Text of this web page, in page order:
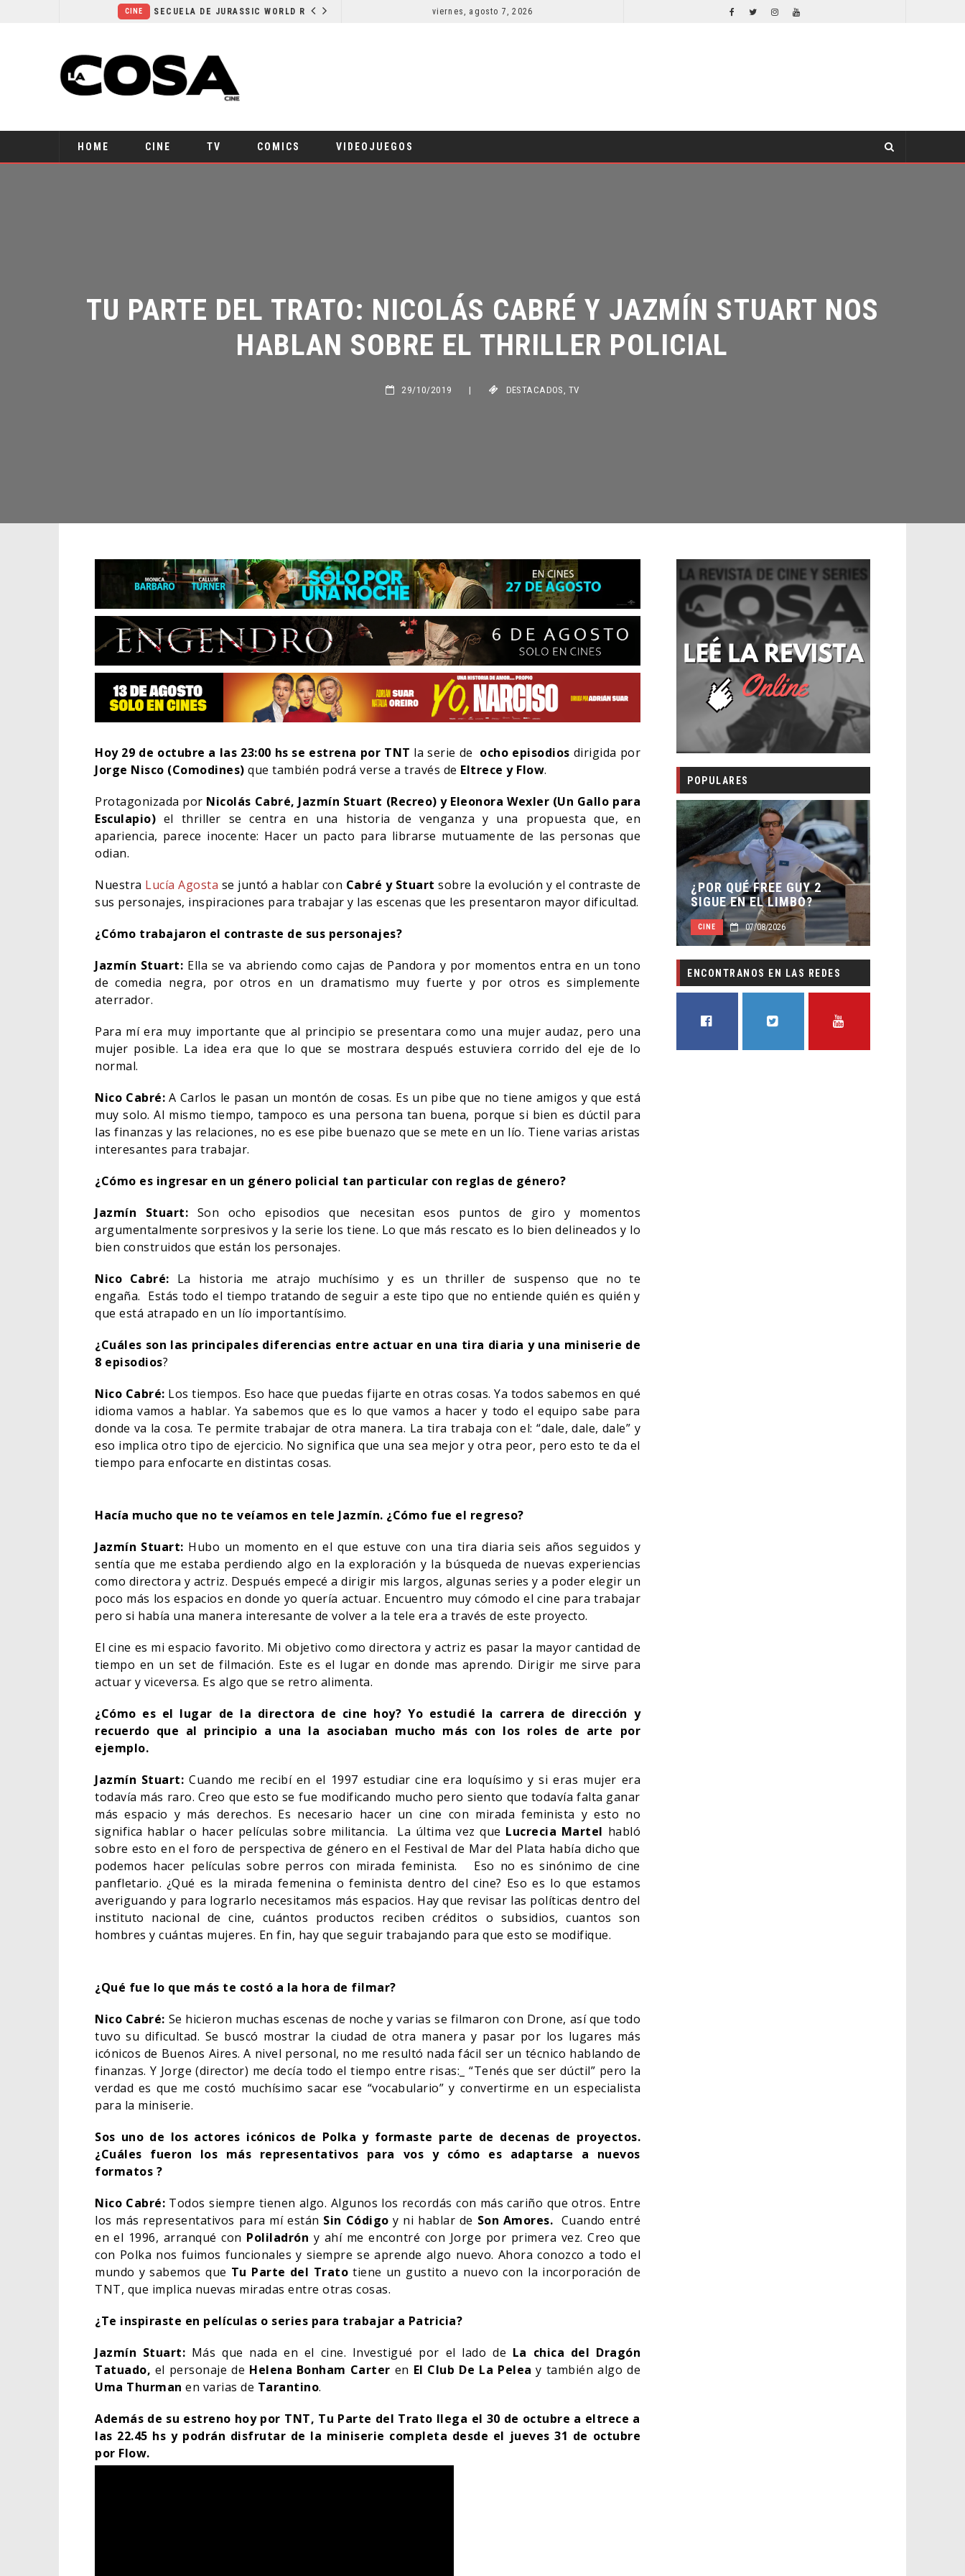
SECUELA DE JURASSIC WORLD REBIRTH PIERDE DIRECTOR RESEÑA LA INVITACIÓN: OLIVIA WILDE REFLEXIONA SOBRE LA VIDA CONYUGAL EL LIVE-ACTION DE ZELDA ELIGE A SU VILLANO
viernes, agosto 7, 2026
HOME CINE TV COMICS VIDEOJUEGOS
TU PARTE DEL TRATO: NICOLÁS CABRÉ Y JAZMÍN STUART NOS
HABLAN SOBRE EL THRILLER POLICIAL
Hoy 29 de octubre a las 23:00 hs se estrena por TNT la serie de ocho episodios dirigida por
Jorge Nisco (Comodines) que también podrá verse a través de Eltrece y Flow.
Protagonizada por Nicolás Cabré, Jazmín Stuart (Recreo) y Eleonora Wexler (Un Gallo para
Esculapio) el thriller se centra en una historia de venganza y una propuesta que, en
apariencia, parece inocente: Hacer un pacto para librarse mutuamente de las personas que
odian.
Nuestra Lucía Agosta se juntó a hablar con Cabré y Stuart sobre la evolución y el contraste de
sus personajes, inspiraciones para trabajar y las escenas que les presentaron mayor dificultad.
¿Cómo trabajaron el contraste de sus personajes?
Jazmín Stuart: Ella se va abriendo como cajas de Pandora y por momentos entra en un tono
de comedia negra, por otros en un dramatismo muy fuerte y por otros es simplemente
aterrador.
Para mí era muy importante que al principio se presentara como una mujer audaz, pero una
mujer posible. La idea era que lo que se mostrara después estuviera corrido del eje de lo
normal.
Nico Cabré: A Carlos le pasan un montón de cosas. Es un pibe que no tiene amigos y que está
muy solo. Al mismo tiempo, tampoco es una persona tan buena, porque si bien es dúctil para
las finanzas y las relaciones, no es ese pibe buenazo que se mete en un lío. Tiene varias aristas
interesantes para trabajar.
¿Cómo es ingresar en un género policial tan particular con reglas de género?
Jazmín Stuart: Son ocho episodios que necesitan esos puntos de giro y momentos
argumentalmente sorpresivos y la serie los tiene. Lo que más rescato es lo bien delineados y lo
bien construidos que están los personajes.
Nico Cabré: La historia me atrajo muchísimo y es un thriller de suspenso que no te
engaña. Estás todo el tiempo tratando de seguir a este tipo que no entiende quién es quién y
que está atrapado en un lío importantísimo.
¿Cuáles son las principales diferencias entre actuar en una tira diaria y una miniserie de
8 episodios?
Nico Cabré: Los tiempos. Eso hace que puedas fijarte en otras cosas. Ya todos sabemos en qué
idioma vamos a hablar. Ya sabemos que es lo que vamos a hacer y todo el equipo sabe para
donde va la cosa. Te permite trabajar de otra manera. La tira trabaja con el: “dale, dale, dale” y
eso implica otro tipo de ejercicio. No significa que una sea mejor y otra peor, pero esto te da el
tiempo para enfocarte en distintas cosas.
Hacía mucho que no te veíamos en tele Jazmín. ¿Cómo fue el regreso?
Jazmín Stuart: Hubo un momento en el que estuve con una tira diaria seis años seguidos y
sentía que me estaba perdiendo algo en la exploración y la búsqueda de nuevas experiencias
como directora y actriz. Después empecé a dirigir mis largos, algunas series y a poder elegir un
poco más los espacios en donde yo quería actuar. Encuentro muy cómodo el cine para trabajar
pero si había una manera interesante de volver a la tele era a través de este proyecto.
El cine es mi espacio favorito. Mi objetivo como directora y actriz es pasar la mayor cantidad de
tiempo en un set de filmación. Este es el lugar en donde mas aprendo. Dirigir me sirve para
actuar y viceversa. Es algo que se retro alimenta.
¿Cómo es el lugar de la directora de cine hoy? Yo estudié la carrera de dirección y
recuerdo que al principio a una la asociaban mucho más con los roles de arte por
ejemplo.
Jazmín Stuart: Cuando me recibí en el 1997 estudiar cine era loquísimo y si eras mujer era
todavía más raro. Creo que esto se fue modificando mucho pero siento que todavía falta ganar
más espacio y más derechos. Es necesario hacer un cine con mirada feminista y esto no
significa hablar o hacer películas sobre militancia. La última vez que Lucrecia Martel habló
sobre esto en el foro de perspectiva de género en el Festival de Mar del Plata había dicho que
podemos hacer películas sobre perros con mirada feminista. Eso no es sinónimo de cine
panfletario. ¿Qué es la mirada femenina o feminista dentro del cine? Eso es lo que estamos
averiguando y para lograrlo necesitamos más espacios. Hay que revisar las políticas dentro del
instituto nacional de cine, cuántos productos reciben créditos o subsidios, cuantos son
hombres y cuántas mujeres. En fin, hay que seguir trabajando para que esto se modifique.
¿Qué fue lo que más te costó a la hora de filmar?
Nico Cabré: Se hicieron muchas escenas de noche y varias se filmaron con Drone, así que todo
tuvo su dificultad. Se buscó mostrar la ciudad de otra manera y pasar por los lugares más
icónicos de Buenos Aires. A nivel personal, no me resultó nada fácil ser un técnico hablando de
finanzas. Y Jorge (director) me decía todo el tiempo entre risas:_ “Tenés que ser dúctil” pero la
verdad es que me costó muchísimo sacar ese “vocabulario” y convertirme en un especialista
para la miniserie.
Sos uno de los actores icónicos de Polka y formaste parte de decenas de proyectos.
¿Cuáles fueron los más representativos para vos y cómo es adaptarse a nuevos
formatos ?
Nico Cabré: Todos siempre tienen algo. Algunos los recordás con más cariño que otros. Entre
los más representativos para mí están Sin Código y ni hablar de Son Amores. Cuando entré
en el 1996, arranqué con Poliladrón y ahí me encontré con Jorge por primera vez. Creo que
con Polka nos fuimos funcionales y siempre se aprende algo nuevo. Ahora conozco a todo el
mundo y sabemos que Tu Parte del Trato tiene un gustito a nuevo con la incorporación de
TNT, que implica nuevas miradas entre otras cosas.
¿Te inspiraste en películas o series para trabajar a Patricia?
Jazmín Stuart: Más que nada en el cine. Investigué por el lado de La chica del Dragón
Tatuado, el personaje de Helena Bonham Carter en El Club De La Pelea y también algo de
Uma Thurman en varias de Tarantino.
Además de su estreno hoy por TNT, Tu Parte del Trato llega el 30 de octubre a eltrece a
las 22.45 hs y podrán disfrutar de la miniserie completa desde el jueves 31 de octubre
por Flow.
POPULARES
EL LIVE-ACTION DE ZELDA
ELIGE A SU VILLANO
ESTÁN ENTRE NOSOTROS –
TRAILER FINAL
¿POR QUÉ FREE GUY 2
SIGUE EN EL LIMBO?
07/08/2026
SECUELA DE
WORLD REBIRTH
ENCONTRANOS EN LAS REDES